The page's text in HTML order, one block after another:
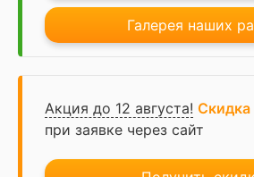
Галерея наших
Акция до 12 августа! Скидка
при заявке через сайт